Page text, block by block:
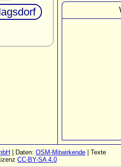
| Daten: OSM-Mitwirkende | Texte
CC-BY-SA 4.0